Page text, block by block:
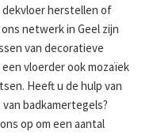
herstellen of
netwerk in Geel zijn
van decoratieve
vloerder ook mozaïek
Heeft u de hulp van
badkamertegels?
op om een aantal